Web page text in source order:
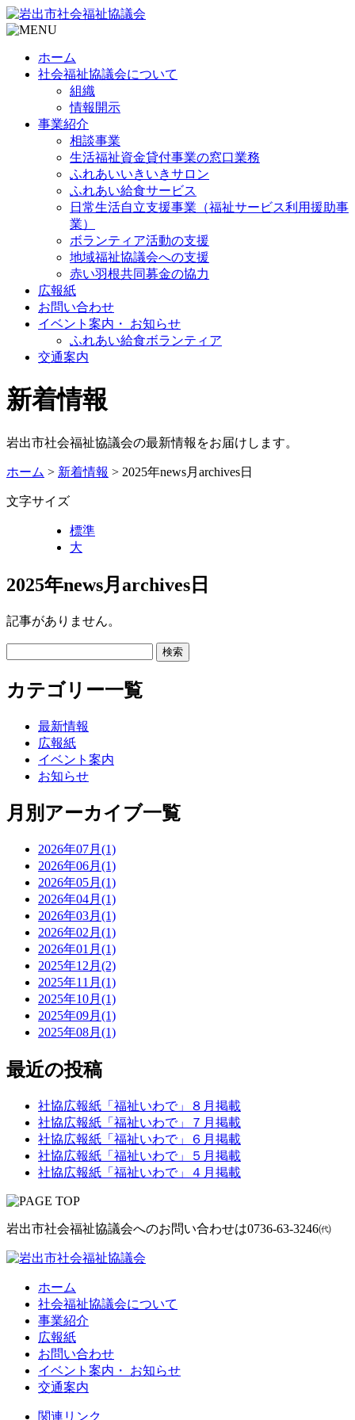
ホーム
社会福祉協議会について
組織
情報開示
事業紹介
相談事業
生活福祉資金貸付事業の窓口業務
ふれあいいきいきサロン
ふれあい給食サービス
日常生活自立支援事業（福祉サービス利用援助事
業）
ボランティア活動の支援
地域福祉協議会への支援
赤い羽根共同募金の協力
広報紙
お問い合わせ
イベント案内・ お知らせ
ふれあい給食ボランティア
交通案内
新着情報
岩出市社会福祉協議会の最新情報をお届けします。
ホーム > 新着情報 > 2025年news月archives日
文字サイズ
標準
大
2025年news月archives日
記事がありません。
カテゴリー一覧
最新情報
広報紙
イベント案内
お知らせ
月別アーカイブ一覧
2026年07月(1)
2026年06月(1)
2026年05月(1)
2026年04月(1)
2026年03月(1)
2026年02月(1)
2026年01月(1)
2025年12月(2)
2025年11月(1)
2025年10月(1)
2025年09月(1)
2025年08月(1)
最近の投稿
社協広報紙「福祉いわで」８月掲載
社協広報紙「福祉いわで」７月掲載
社協広報紙「福祉いわで」６月掲載
社協広報紙「福祉いわで」５月掲載
社協広報紙「福祉いわで」４月掲載
岩出市社会福祉協議会へのお問い合わせは0736-63-3246㈹
ホーム
社会福祉協議会について
事業紹介
広報紙
お問い合わせ
イベント案内・ お知らせ
交通案内
関連リンク